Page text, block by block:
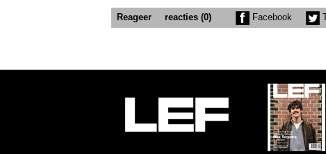
Reageer reacties (0) Facebook